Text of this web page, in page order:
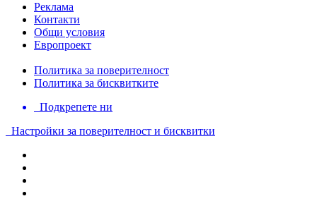
Реклама
Контакти
Общи условия
Европроект
Политика за поверителност
Политика за бисквитките
Подкрепете ни
Настройки за поверителност и бисквитки